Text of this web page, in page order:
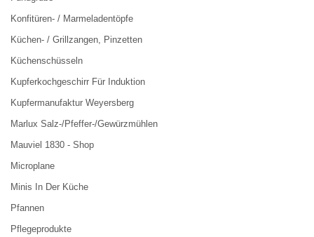
Konfitüren- / Marmeladentöpfe
Küchen- / Grillzangen, Pinzetten
Küchenschüsseln
Kupferkochgeschirr Für Induktion
Kupfermanufaktur Weyersberg
Marlux Salz-/Pfeffer-/Gewürzmühlen
Mauviel 1830 - Shop
Microplane
Minis In Der Küche
Pfannen
Pflegeprodukte